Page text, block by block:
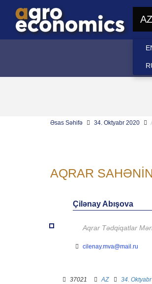
AZ
Əsas Səhifə 34. Oktyabr 2020
AQRAR
Çilənay Abışova
Aqrar Tədqiqatlar
cilenay.mva@mail.ru
37021 ­ ­ AZ­ ­ 34.